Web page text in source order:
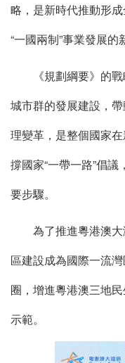
略，是新時代推動形
“一國兩制”事業發展的
《規劃綱要》的
城市群的發展建設，
理變革，是整個國家
撐國家“一帶一路”倡
要步驟。
為了推進粵港澳
區建設成為國際一流
圈，增進粵港澳三地
示範。